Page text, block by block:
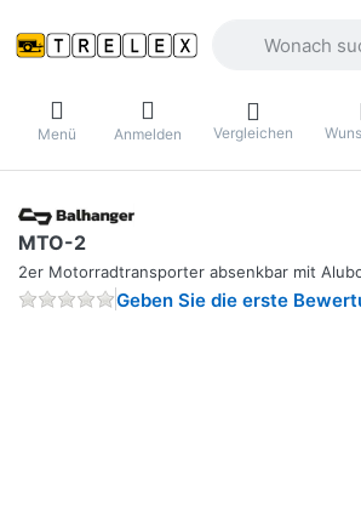
Menü Anmelden Vergleichen
MTO-2
2er Motorradtransporter absenkbar mit
Geben Sie die erste